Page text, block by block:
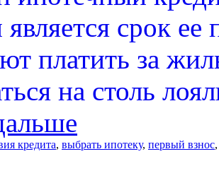
является срок
платить за
на столь
кредита, выбрать ипотеку, первый взнос